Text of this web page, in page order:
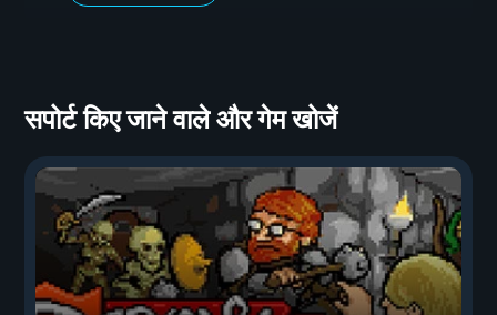
सपोर्ट किए जाने वाले और गेम खोजें